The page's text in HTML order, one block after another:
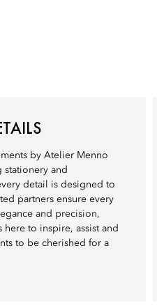
by Atelier Menno
and
detail is designed to
partners ensure every
and precision,
to inspire, assist and
to be cherished for a